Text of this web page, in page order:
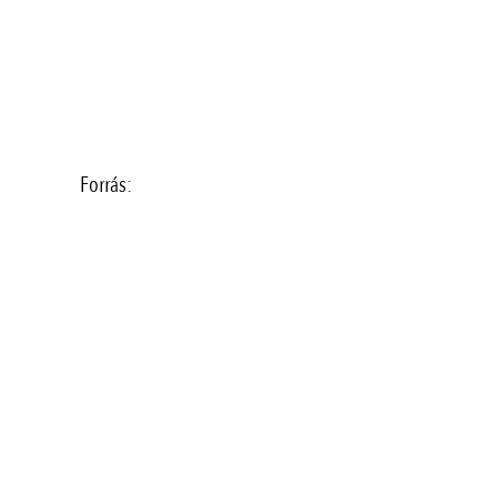
Forrás: